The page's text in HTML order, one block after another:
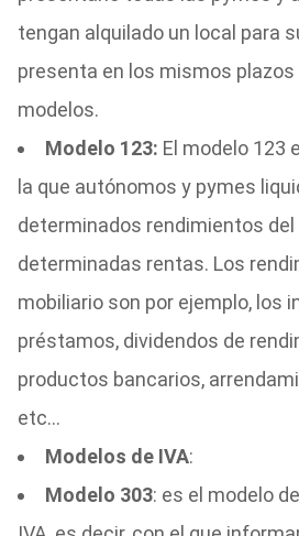
tengan alquilado un local para
presenta en los mismos
modelos.
Modelo 123: El modelo 123
la que autónomos y pymes
determinados rendimientos
determinadas rentas. Los
mobiliario son por ejemplo, los
préstamos, dividendos de
productos bancarios,
etc…
Modelos de IVA:
Modelo 303: es el modelo